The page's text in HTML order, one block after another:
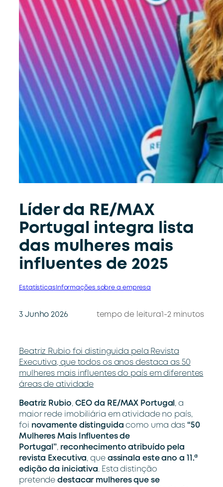
Líder da RE/MAX
Portugal integra lista
das mulheres mais
influentes de 2025
Estatísticas Informações sobre a empresa
3 Junho 2026 tempo de leitura 1-2 minutos
Beatriz Rubio foi distinguida pela Revista
Executiva, que todos os anos destaca as 50
mulheres mais influentes do país em diferentes
áreas de atividade
Beatriz Rubio, CEO da RE/MAX Portugal , a
maior rede imobiliária em atividade no país,
foi novamente distinguida como uma das “50
Mulheres Mais Influentes de
Portugal”, reconhecimento atribuído pela
revista Executiva, que assinala este ano a 11.ª
edição da iniciativa. Esta distinção
pretendedestacar mulheres que se